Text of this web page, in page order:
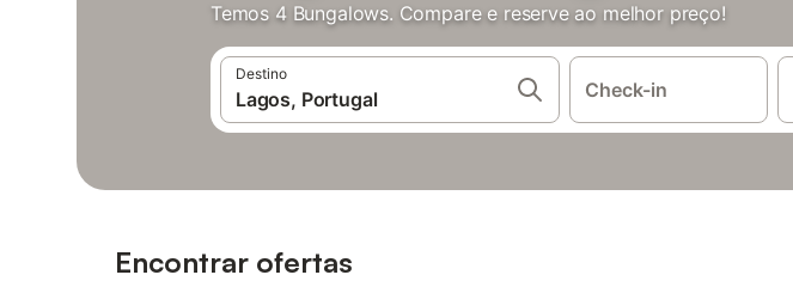
Temos 4 Bungalows. Compare e reserve ao melhor preço!
Destino
Check-in
Encontrar ofertas